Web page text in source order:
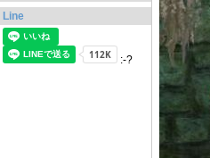
Line
:-?